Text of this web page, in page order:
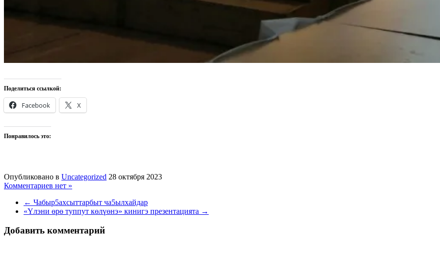
Поделиться ссылкой:
Facebook X
Понравилось это:
Опубликовано в Uncategorized 28 октября 2023
Комментариев нет »
← Чабыр5ахсыттарбыт ча5ылхайдар
«Үлэни өрө туппут көлүөнэ» кинигэ презентацията →
Добавить комментарий